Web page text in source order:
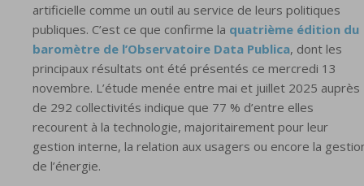
artificielle comme un outil au service de leurs politiques
publiques. C’est ce que confirme la quatrième édition du
baromètre de l’Observatoire Data Publica, dont les
principaux résultats ont été présentés ce mercredi 13
novembre. L’étude menée entre mai et juillet 2025 auprès
de 292 collectivités indique que 77 % d’entre elles
recourent à la technologie, majoritairement pour leur
gestion interne, la relation aux usagers ou encore la
de l’énergie.